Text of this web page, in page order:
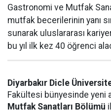
Gastronomi ve Mutfak
mutfak becerilerinin yanı
sunarak uluslararası kariyer
bu yıl ilk kez 40 öğrenci
Diyarbakır Dicle
Fakültesi bünyesinde yeni
Mutfak Sanatları Bölümü